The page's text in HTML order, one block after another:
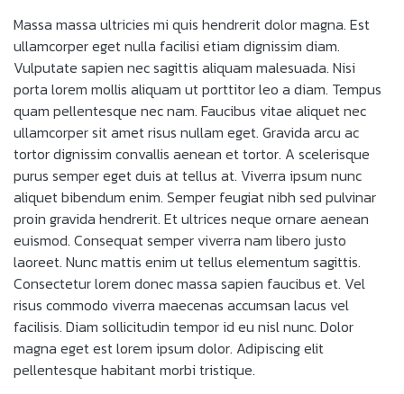
Massa massa ultricies mi quis hendrerit dolor magna. Est
ullamcorper eget nulla facilisi etiam dignissim diam.
Vulputate sapien nec sagittis aliquam malesuada. Nisi
porta lorem mollis aliquam ut porttitor leo a diam. Tempus
quam pellentesque nec nam. Faucibus vitae aliquet nec
ullamcorper sit amet risus nullam eget. Gravida arcu ac
tortor dignissim convallis aenean et tortor. A scelerisque
purus semper eget duis at tellus at. Viverra ipsum nunc
aliquet bibendum enim. Semper feugiat nibh sed pulvinar
proin gravida hendrerit. Et ultrices neque ornare aenean
euismod. Consequat semper viverra nam libero justo
laoreet. Nunc mattis enim ut tellus elementum sagittis.
Consectetur lorem donec massa sapien faucibus et. Vel
risus commodo viverra maecenas accumsan lacus vel
facilisis. Diam sollicitudin tempor id eu nisl nunc. Dolor
magna eget est lorem ipsum dolor. Adipiscing elit
pellentesque habitant morbi tristique.